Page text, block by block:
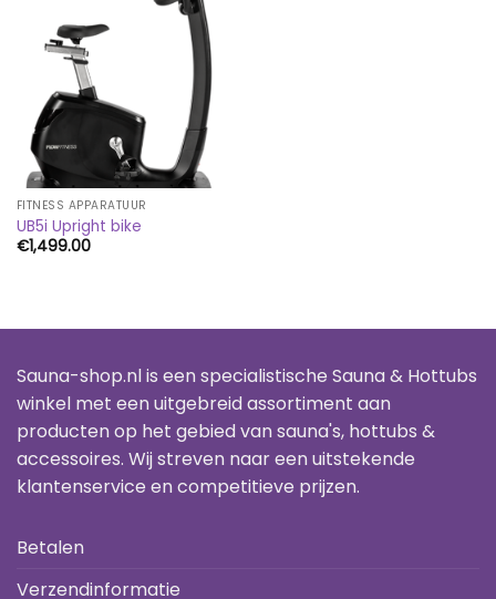
FITNESS APPARATUUR
UB5i Upright bike
€1,499.00
Sauna-shop.nl is een specialistische Sauna & Hottubs
winkel met een uitgebreid assortiment aan
producten op het gebied van sauna's, hottubs &
accessoires. Wij streven naar een uitstekende
klantenservice en competitieve prijzen.
Betalen
Verzendinformatie